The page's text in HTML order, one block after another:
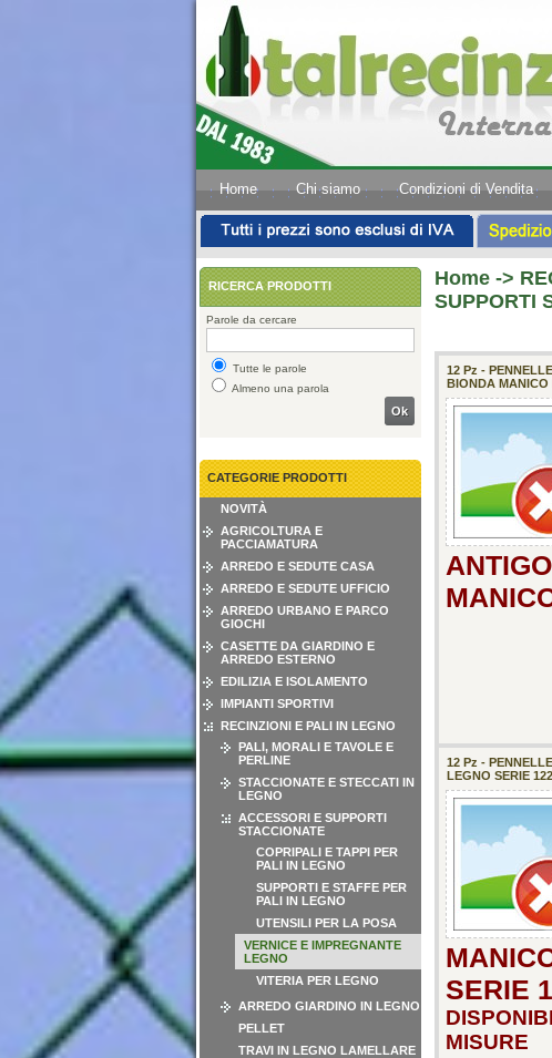
Home Chi siamo Condizioni di Vendita
RICERCA PRODOTTI
Parole da cercare
Tutte le parole
Almeno una parola
Ok
CATEGORIE PRODOTTI
NOVITÀ
AGRICOLTURA E
PACCIAMATURA
ARREDO E SEDUTE CASA
ARREDO E SEDUTE UFFICIO
ARREDO URBANO E PARCO
GIOCHI
CASETTE DA GIARDINO E
ARREDO ESTERNO
EDILIZIA E ISOLAMENTO
IMPIANTI SPORTIVI
RECINZIONI E PALI IN LEGNO
PALI, MORALI E TAVOLE E
PERLINE
STACCIONATE E STECCATI IN
LEGNO
ACCESSORI E SUPPORTI
STACCIONATE
COPRIPALI E TAPPI PER
PALI IN LEGNO
SUPPORTI E STAFFE PER
PALI IN LEGNO
UTENSILI PER LA POSA
VERNICE E IMPREGNANTE
LEGNO
VITERIA PER LEGNO
ARREDO GIARDINO IN LEGNO
PELLET
TRAVI IN LEGNO LAMELLARE
Home ->
SUPPORTI
12 Pz -
BIONDA MANICO
12 Pz -
LEGNO SERIE
SERIE
MISURE